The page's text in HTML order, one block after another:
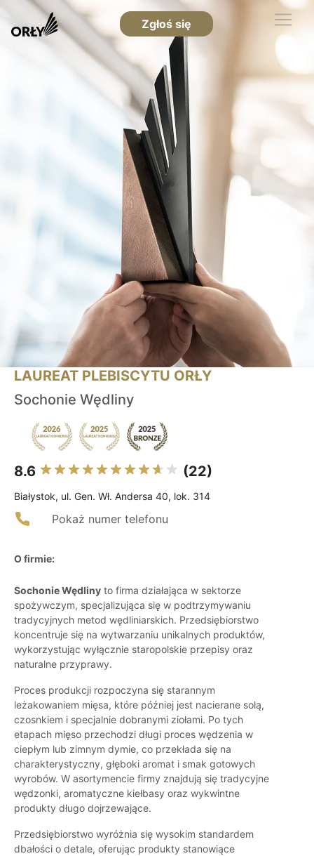
Zgłoś się
LAUREAT PLEBISCYTU ORŁY
Sochonie Wędliny
8.6 (22)
Białystok, ul. Gen. Wł. Andersa 40, lok. 314
Pokaż numer telefonu
O firmie:
Sochonie Wędliny to firma działająca w sektorze
spożywczym, specjalizująca się w podtrzymywaniu
tradycyjnych metod wędliniarskich. Przedsiębiorstwo
koncentruje się na wytwarzaniu unikalnych produktów,
wykorzystując wyłącznie staropolskie przepisy oraz
naturalne przyprawy.
Proces produkcji rozpoczyna się starannym
leżakowaniem mięsa, które później jest nacierane solą,
czosnkiem i specjalnie dobranymi ziołami. Po tych
etapach mięso przechodzi długi proces wędzenia w
ciepłym lub zimnym dymie, co przekłada się na
charakterystyczny, głęboki aromat i smak gotowych
wyrobów. W asortymencie firmy znajdują się tradycyjne
wędzonki, aromatyczne kiełbasy oraz wykwintne
produkty długo dojrzewające.
Przedsiębiorstwo wyróżnia się wysokim standardem
dbałości o detale, oferując produkty stanowiące